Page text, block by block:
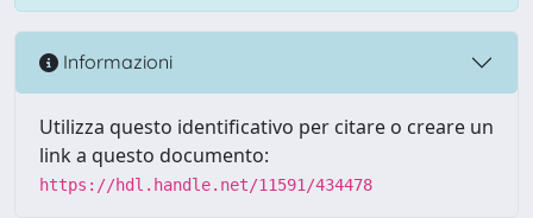
Informazioni
Utilizza questo identificativo per citare o creare un
link a questo documento:
https://hdl.handle.net/11591/434478